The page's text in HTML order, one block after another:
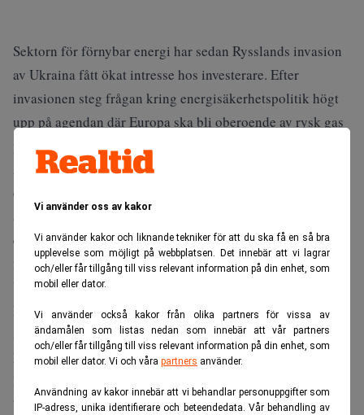
Vi använder oss av kakor
Vi använder kakor och liknande tekniker för att du ska få en så bra
upplevelse som möjligt på webbplatsen. Det innebär att vi lagrar
och/eller får tillgång till viss relevant information på din enhet, som
mobil eller dator.
Vi använder också kakor från olika partners för vissa av
ändamålen som listas nedan som innebär att vår partners
och/eller får tillgång till viss relevant information på din enhet, som
mobil eller dator. Vi och våra partners använder.
Användning av kakor innebär att vi behandlar personuppgifter som
IP-adress, unika identifierare och beteendedata. Vår behandling av
Sektorn för förnybar energi har sedan Rysslands invasion
av Ukraina fått ökat intresse hos investerare. Efter
invasionen steg frågan kring energisäkerhetspolitik högt
upp på agendan där Europa ska bli oberoende av rysk gas
på något år.
Även om detta på kort sikt lett till ökad användning av kol
och naturgas från bland annat USA och Norge menar Ståhl
att på medellång sikt skyndar man på utvecklingen för
energiomställningen med stora investeringar inom
förnybar energi.
Utöver detta har USA ett nytt
klimatomställningsreformpaket där 369 miljarder dollar
ska allokeras för att stimulera nya energi- och
klimatrelaterade investeringar.
De tre fonder som utvecklats bäst inom kategorin
branschfonder inom förnybar energi är Schroder ISF